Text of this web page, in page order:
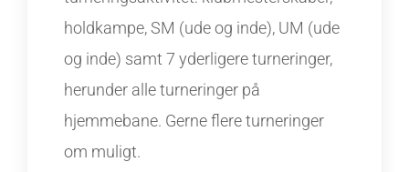
holdkampe, SM (ude og inde), UM (ude
og inde) samt 7 yderligere turneringer,
herunder alle turneringer på
hjemmebane. Gerne flere turneringer
om muligt.